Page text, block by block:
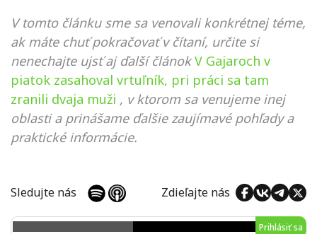
V tomto článku sme sa venovali konkrétnej téme,
ak máte chuť pokračovať v čítaní, určite si
nenechajte ujsť aj ďalší článok V Gajaroch v
piatok zasahoval vrtuľník, pri práci sa tam
zranili dvaja muži , v ktorom sa venujeme inej
oblasti a prinášame ďalšie zaujímavé pohľady a
praktické informácie.
Sledujte nás Zdieľajte nás
Prihlásiť sa